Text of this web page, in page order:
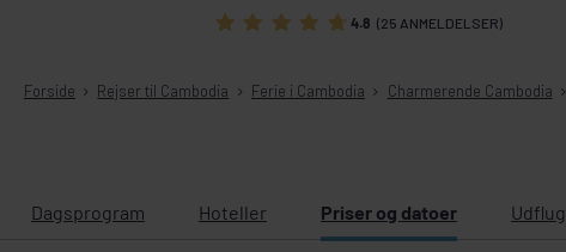
4.8 (25 ANMELDELSER)
Forside Rejser til Cambodia Ferie i Cambodia Charmerende Cambodia
Dagsprogram Hoteller Priser og datoer